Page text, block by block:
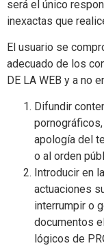
será el único
inexactas que
El usuario se
adecuado de los
DE LA WEB y a no
Difundir
apología del
o al orden
Introducir en
actuaciones
interrumpir o
documentos
lógicos de